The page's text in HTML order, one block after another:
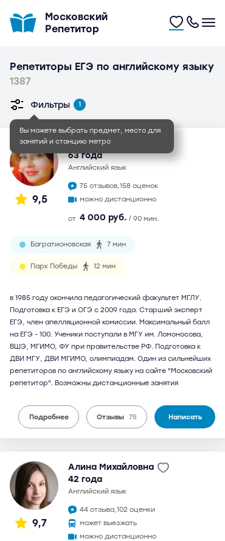
Московский
Репетитор
Репетиторы ЕГЭ по английскому языку
1387
Вы можете выбрать предмет, место для
занятий и станцию метро
Фильтры 1
9,5
Ольга Степановна
63 года
английский язык
75 отзывов,158 оценок
можно дистанционно
от 4 000 руб. / 90 мин.
Багратионовская 7 мин
Парк Победы 12 мин
в 1985 году окончила педагогический факультет МГЛУ.
Подготовка к ЕГЭ и ОГЭ с 2009 года. Старший эксперт
ЕГЭ, член апелляционной комиссии. Максимальный балл
на ЕГЭ - 100. Ученики поступали в МГУ им. Ломоносова,
ВШЭ, МГИМО, ФУ при правительстве РФ. Подготовка к
ДВИ МГУ, ДВИ МГИМО, олимпиадам. Один из сильнейших
репетиторов по английскому языку на сайте "Московский
репетитор". Возможны дистанционные занятия
Подробнее Отзывы 75 Написать
9,7
Алина Михайловна
42 года
английский язык
44 отзыва,102 оценки
может выезжать
можно дистанционно